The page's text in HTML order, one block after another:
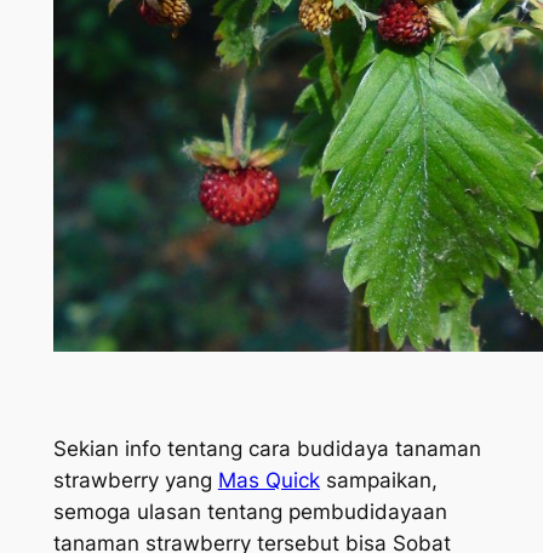
Sekian info tentang cara budidaya tanaman
strawberry yang Mas Quicksampaikan,
semoga ulasan tentang pembudidayaan
tanaman strawberry tersebut bisa Sobat